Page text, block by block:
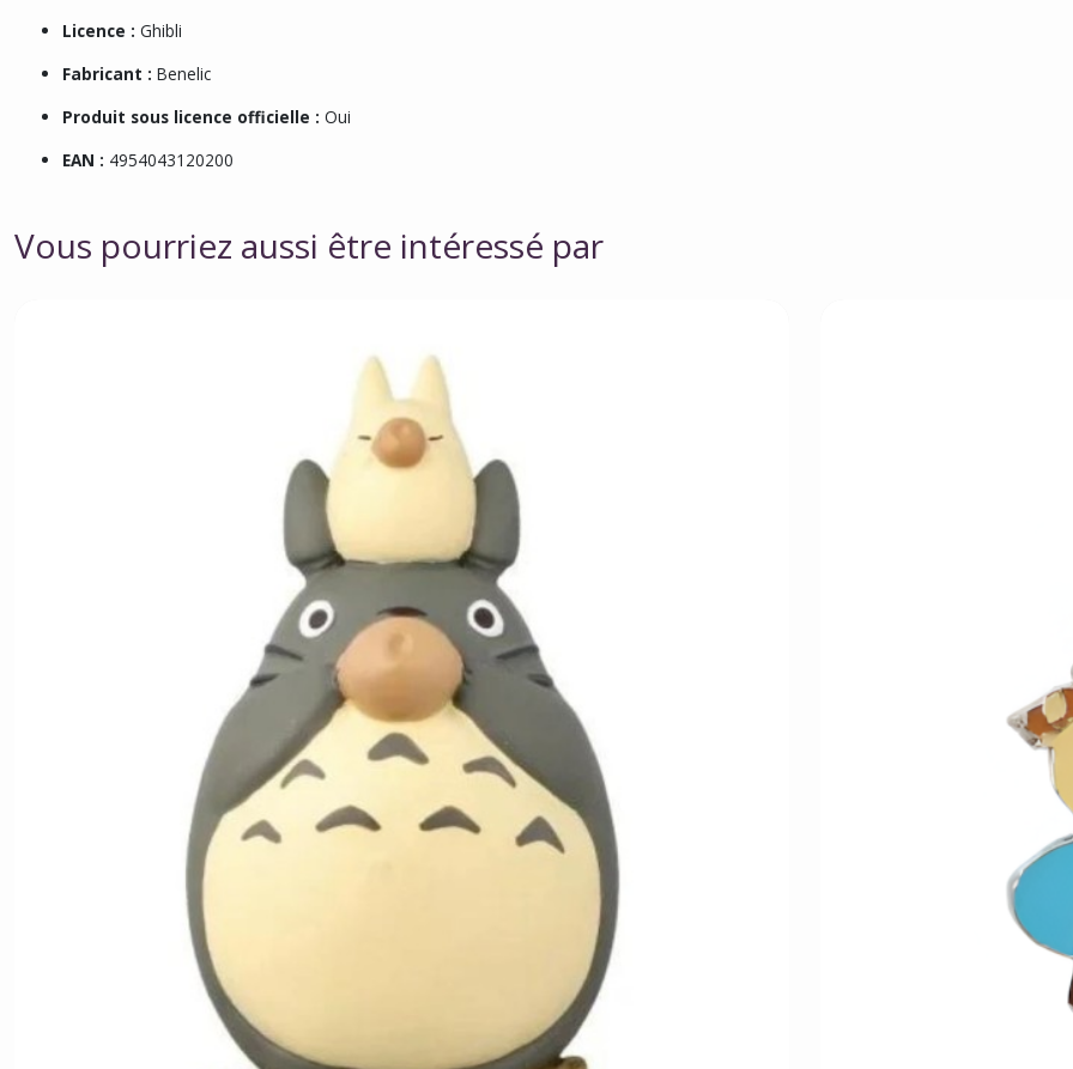
Licence : Ghibli
Fabricant : Benelic
Produit sous licence officielle : Oui
EAN : 4954043120200
Vous pourriez aussi être intéressé par